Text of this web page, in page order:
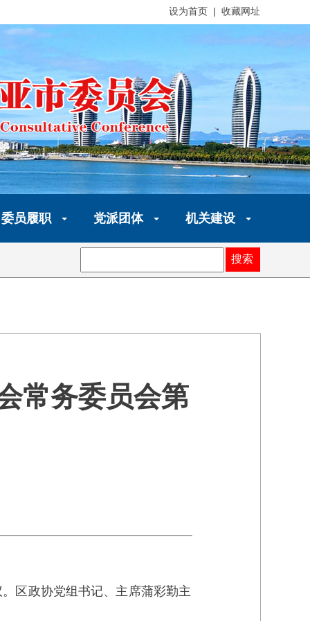
设为首页 | 收藏网址
委员履职 党派团体 机关建设
搜索
常务委员会第
区政协党组书记、主席蒲彩勤主